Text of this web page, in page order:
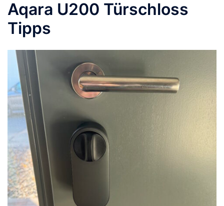
Aqara U200 Türschloss
Tipps